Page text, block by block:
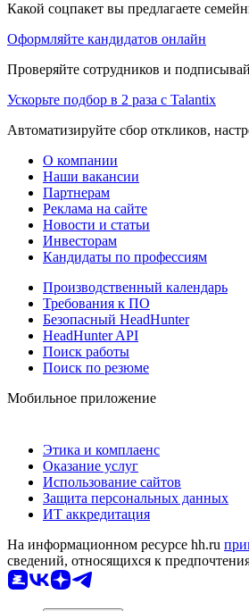
Какой соцпакет вы предлагаете
Оформляйте кандидатов онлайн
Проверяйте сотрудников и
Ускорьте подбор в 2 раза с Talantix
Автоматизируйте сбор откликов,
О компании
Наши вакансии
Партнерам
Реклама на сайте
Новости и статьи
Инвесторам
Кандидаты по профессиям
Производственный календарь
Требования к ПО
Безопасный HeadHunter
HeadHunter API
Поиск работы
Поиск по резюме
Мобильное приложение
Этика и комплаенс
Оказание услуг
Использование сайтов
Защита персональных данных
ИТ аккредитация
На информационном ресурсе hh.ru
сведений, относящихся к